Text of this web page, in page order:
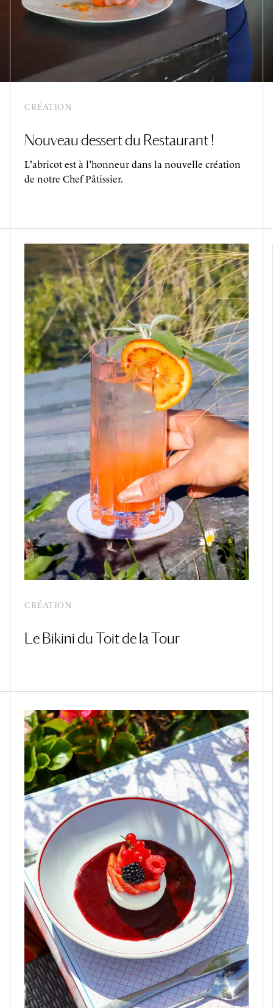
CRÉATION
Nouveau dessert du Restaurant !
L'abricot est à l'honneur dans la nouvelle création
de notre Chef Pâtissier.
CRÉATION
Le Bikini du Toit de la Tour